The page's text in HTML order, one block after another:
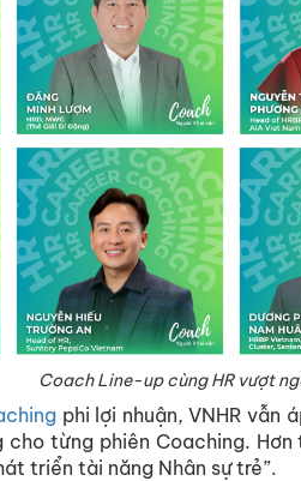
Coach Line-up cùng HR vượt
phi lợi nhuận, VNHR vẫn
từng phiên Coaching.
triển tài năng Nhân sự trẻ”.